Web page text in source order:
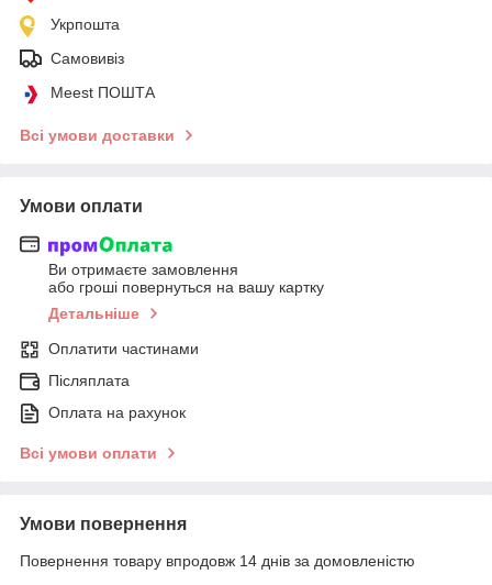
Укрпошта
Самовивіз
Meest ПОШТА
Всі умови доставки
Умови оплати
Ви отримаєте замовлення
або гроші повернуться на вашу картку
Детальніше
Оплатити частинами
Післяплата
Оплата на рахунок
Всі умови оплати
Умови повернення
Повернення товару впродовж 14 днів за домовленістю